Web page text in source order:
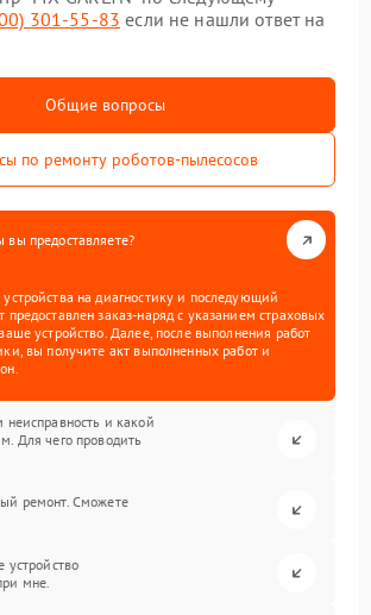
301-55-83 если не нашли ответ на
Общие вопросы
по ремонту роботов-пылесосов
предоставляете?
на диагностику и последующий
предоставлен заказ-наряд с указанием страховых
устройство. Далее, после выполнения работ
вы получите акт выполненных работ и
и какой
Для чего проводить
ремонт. Сможете
устройство
мне.